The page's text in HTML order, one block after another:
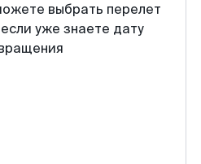
выбрать перелет
уже знаете дату